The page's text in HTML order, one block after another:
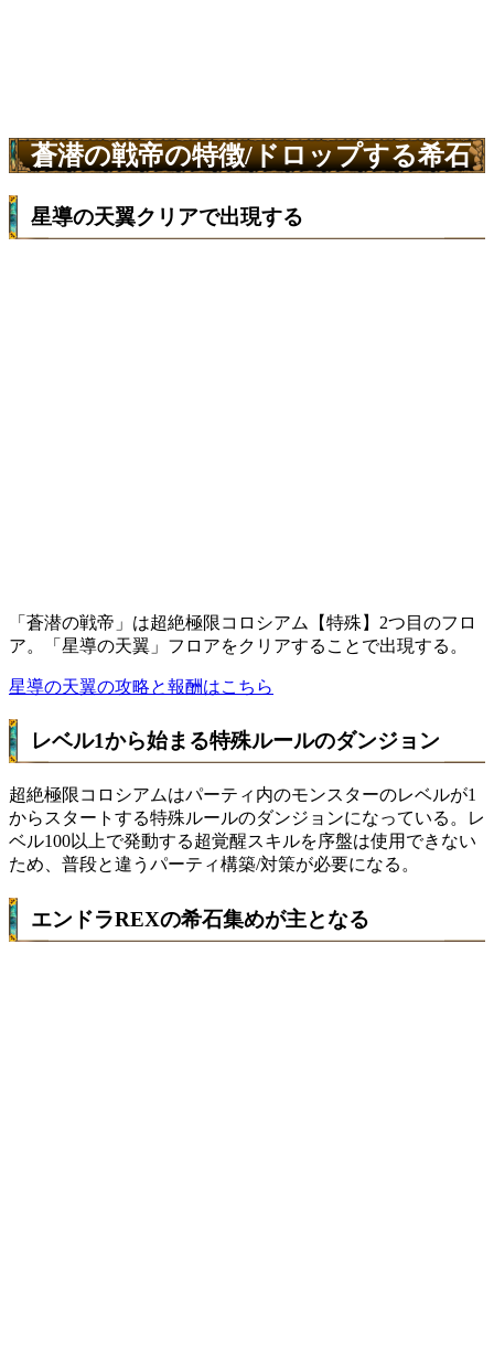
蒼潜の戦帝の特徴/ドロップする希石
星導の天翼クリアで出現する
「蒼潜の戦帝」は超絶極限コロシアム【特殊】2つ目のフロ
ア。「星導の天翼」フロアをクリアすることで出現する。
星導の天翼の攻略と報酬はこちら
レベル1から始まる特殊ルールのダンジョン
超絶極限コロシアムはパーティ内のモンスターのレベルが1
からスタートする特殊ルールのダンジョンになっている。レ
ベル100以上で発動する超覚醒スキルを序盤は使用できない
ため、普段と違うパーティ構築/対策が必要になる。
エンドラREXの希石集めが主となる